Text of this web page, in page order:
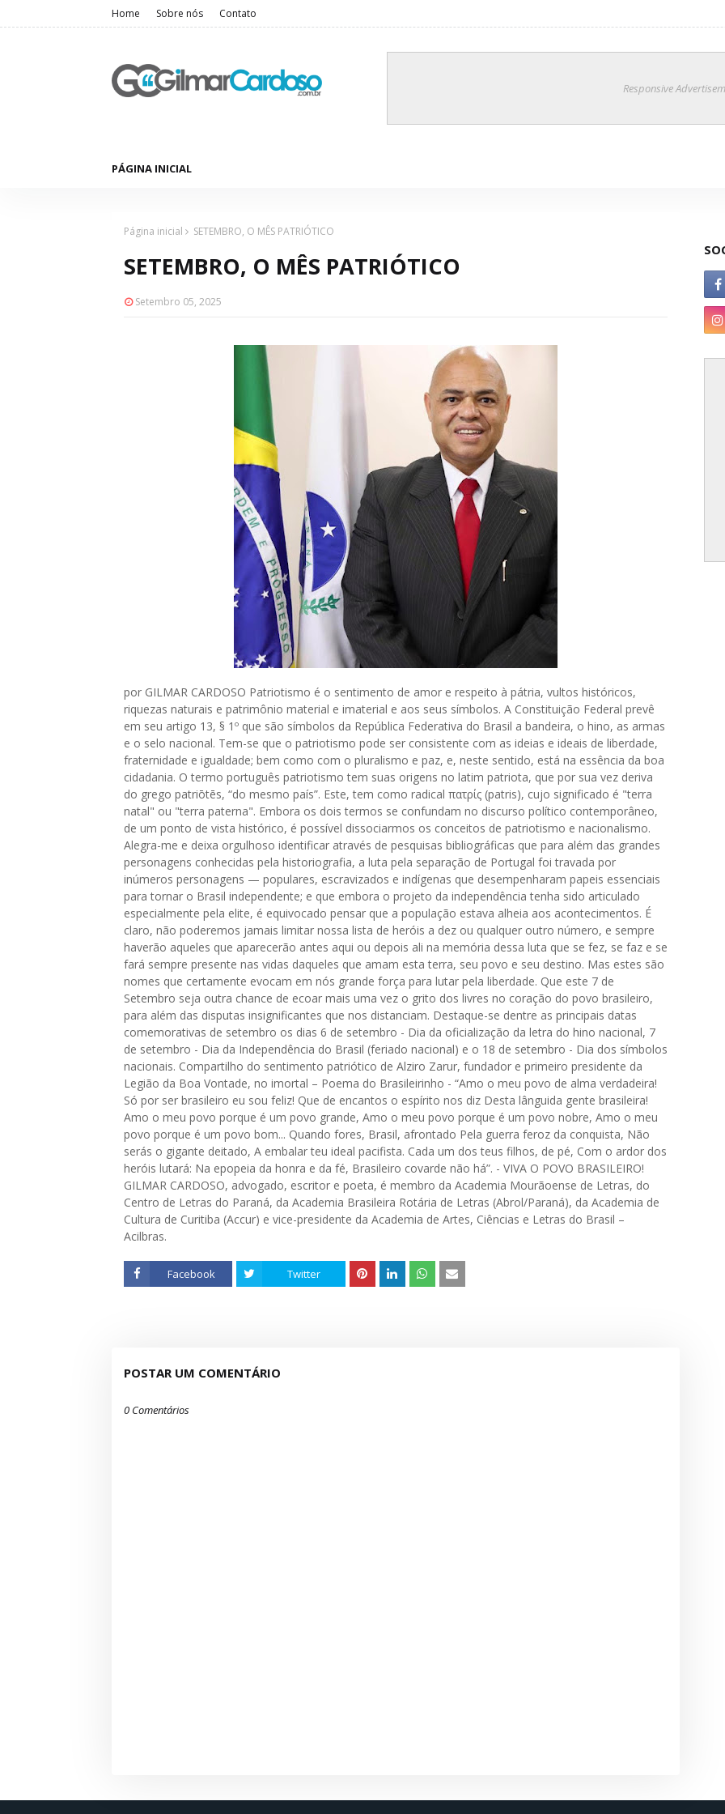
Home Sobre nós Contato
Responsive
PÁGINA INICIAL
Página inicial SETEMBRO, O MÊS PATRIÓTICO
SETEMBRO, O MÊS PATRIÓTICO
Setembro 05, 2025
por GILMAR CARDOSO Patriotismo é o sentimento de amor e respeito à pátria, vultos históricos,
riquezas naturais e patrimônio material e imaterial e aos seus símbolos. A Constituição Federal prevê
em seu artigo 13, § 1º que são símbolos da República Federativa do Brasil a bandeira, o hino, as armas
e o selo nacional. Tem-se que o patriotismo pode ser consistente com as ideias e ideais de liberdade,
fraternidade e igualdade; bem como com o pluralismo e paz, e, neste sentido, está na essência da boa
cidadania. O termo português patriotismo tem suas origens no latim patriota, que por sua vez deriva
do grego patriōtēs, “do mesmo país”. Este, tem como radical πατρίς (patris), cujo significado é "terra
natal" ou "terra paterna". Embora os dois termos se confundam no discurso político contemporâneo,
de um ponto de vista histórico, é possível dissociarmos os conceitos de patriotismo e nacionalismo.
Alegra-me e deixa orgulhoso identificar através de pesquisas bibliográficas que para além das grandes
personagens conhecidas pela historiografia, a luta pela separação de Portugal foi travada por
inúmeros personagens — populares, escravizados e indígenas que desempenharam papeis essenciais
para tornar o Brasil independente; e que embora o projeto da independência tenha sido articulado
especialmente pela elite, é equivocado pensar que a população estava alheia aos acontecimentos. É
claro, não poderemos jamais limitar nossa lista de heróis a dez ou qualquer outro número, e sempre
haverão aqueles que aparecerão antes aqui ou depois ali na memória dessa luta que se fez, se faz e se
fará sempre presente nas vidas daqueles que amam esta terra, seu povo e seu destino. Mas estes são
nomes que certamente evocam em nós grande força para lutar pela liberdade. Que este 7 de
Setembro seja outra chance de ecoar mais uma vez o grito dos livres no coração do povo brasileiro,
para além das disputas insignificantes que nos distanciam. Destaque-se dentre as principais datas
comemorativas de setembro os dias 6 de setembro - Dia da oficialização da letra do hino nacional, 7
de setembro - Dia da Independência do Brasil (feriado nacional) e o 18 de setembro - Dia dos símbolos
nacionais. Compartilho do sentimento patriótico de Alziro Zarur, fundador e primeiro presidente da
Legião da Boa Vontade, no imortal – Poema do Brasileirinho - “Amo o meu povo de alma verdadeira!
Só por ser brasileiro eu sou feliz! Que de encantos o espírito nos diz Desta lânguida gente brasileira!
Amo o meu povo porque é um povo grande, Amo o meu povo porque é um povo nobre, Amo o meu
povo porque é um povo bom... Quando fores, Brasil, afrontado Pela guerra feroz da conquista, Não
serás o gigante deitado, A embalar teu ideal pacifista. Cada um dos teus filhos, de pé, Com o ardor dos
heróis lutará: Na epopeia da honra e da fé, Brasileiro covarde não há”. - VIVA O POVO BRASILEIRO!
GILMAR CARDOSO, advogado, escritor e poeta, é membro da Academia Mourãoense de Letras, do
Centro de Letras do Paraná, da Academia Brasileira Rotária de Letras (Abrol/Paraná), da Academia de
Cultura de Curitiba (Accur) e vice-presidente da Academia de Artes, Ciências e Letras do Brasil –
Acilbras.
Facebook Twitter
POSTAR UM COMENTÁRIO
0 Comentários